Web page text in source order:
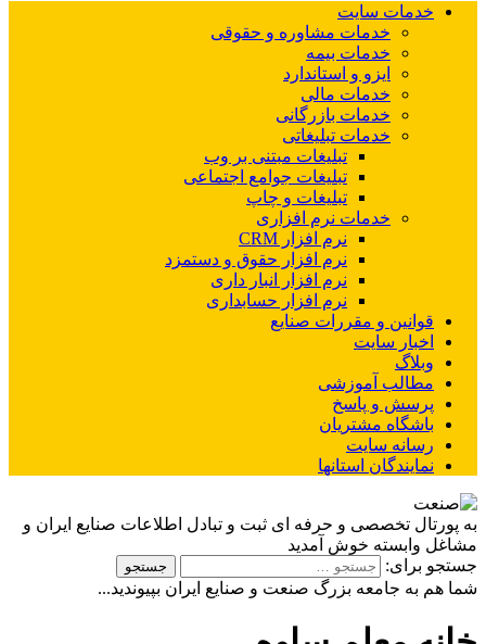
خدمات سایت
خدمات مشاوره و حقوقی
خدمات بیمه
ایزو و استاندارد
خدمات مالی
خدمات بازرگانی
خدمات تبلیغاتی
تبلیغات مبتنی بر وب
تبلیغات جوامع اجتماعی
تبلیغات و چاپ
خدمات نرم افزاری
نرم افزار CRM
نرم افزار حقوق و دستمزد
نرم افزار انبار داری
نرم افزار حسابداری
قوانین و مقررات صنایع
اخبار سایت
وبلاگ
مطالب آموزشی
پرسش و پاسخ
باشگاه مشتریان
رسانه سایت
نمایندگان استانها
به پورتال تخصصی و حرفه ای ثبت و تبادل اطلاعات صنایع ایران و
مشاغل وابسته خوش آمدید
جستجو برای:
شما هم به جامعه بزرگ صنعت و صنایع ایران بپیوندید...